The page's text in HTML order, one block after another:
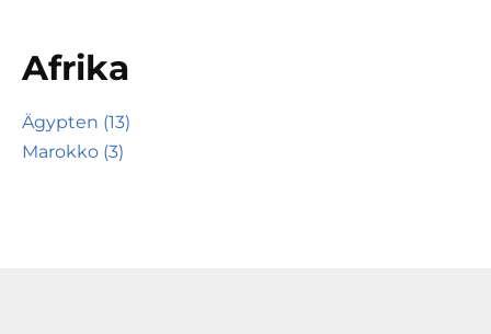
Afrika
Ägypten (13)
Marokko (3)